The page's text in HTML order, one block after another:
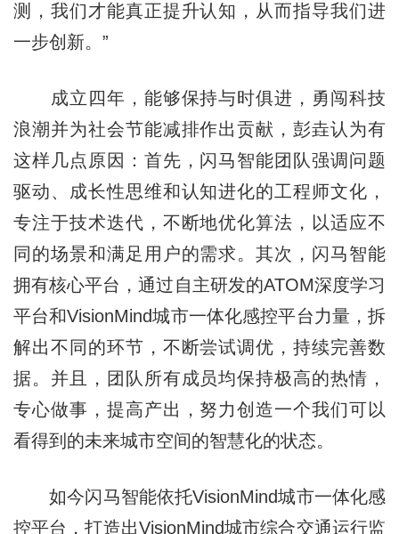
测，我们才能真正提升认知，从而指导我们进
一步创新。”
成立四年，能够保持与时俱进，勇闯科技
浪潮并为社会节能减排作出贡献，彭垚认为有
这样几点原因：首先，闪马智能团队强调问题
驱动、成长性思维和认知进化的工程师文化，
专注于技术迭代，不断地优化算法，以适应不
同的场景和满足用户的需求。其次，闪马智能
拥有核心平台，通过自主研发的ATOM深度学习
平台和VisionMind城市一体化感控平台力量，拆
解出不同的环节，不断尝试调优，持续完善数
据。并且，团队所有成员均保持极高的热情，
专心做事，提高产出，努力创造一个我们可以
看得到的未来城市空间的智慧化的状态。
如今闪马智能依托VisionMind城市一体化感
控平台，打造出VisionMind城市综合交通运行监